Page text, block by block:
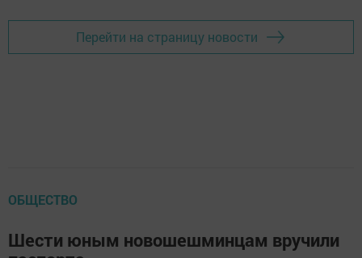
Перейти на страницу новости
ОБЩЕСТВО
Шести юным новошешминцам вручили